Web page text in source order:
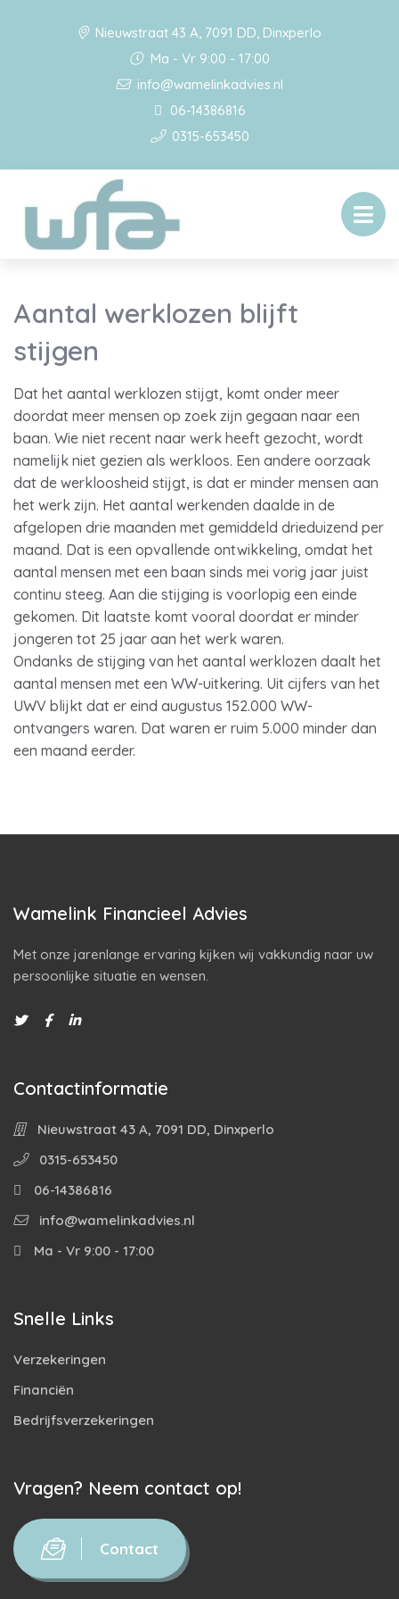
Nieuwstraat 43 A, 7091 DD, Dinxperlo
Ma - Vr 9:00 - 17:00
info@wamelinkadvies.nl
06-14386816
0315-653450
Aantal werklozen blijft
stijgen
Dat het aantal werklozen stijgt, komt onder meer
doordat meer mensen op zoek zijn gegaan naar een
baan. Wie niet recent naar werk heeft gezocht, wordt
namelijk niet gezien als werkloos. Een andere oorzaak
dat de werkloosheid stijgt, is dat er minder mensen aan
het werk zijn. Het aantal werkenden daalde in de
afgelopen drie maanden met gemiddeld drieduizend per
maand. Dat is een opvallende ontwikkeling, omdat het
aantal mensen met een baan sinds mei vorig jaar juist
continu steeg. Aan die stijging is voorlopig een einde
gekomen. Dit laatste komt vooral doordat er minder
jongeren tot 25 jaar aan het werk waren.
Ondanks de stijging van het aantal werklozen daalt het
aantal mensen met een WW-uitkering. Uit cijfers van het
UWV blijkt dat er eind augustus 152.000 WW-
ontvangers waren. Dat waren er ruim 5.000 minder dan
een maand eerder.
Wamelink Financieel Advies
Met onze jarenlange ervaring kijken wij vakkundig naar uw
persoonlijke situatie en wensen.
Contactinformatie
Nieuwstraat 43 A, 7091 DD, Dinxperlo
0315-653450
06-14386816
info@wamelinkadvies.nl
Ma - Vr 9:00 - 17:00
Snelle Links
Verzekeringen
Financiën
Bedrijfsverzekeringen
Vragen? Neem contact op!
Contact